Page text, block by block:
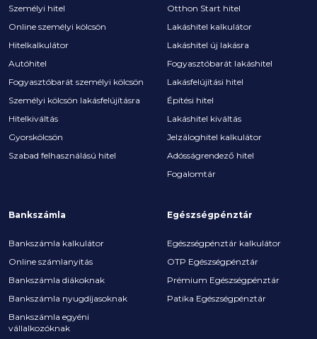
Személyi hitel
Online személyi kölcsön
Hitelkalkulátor
Autóhitel
Fogyasztóbarát személyi kölcsön
Személyi kölcsön lakásfelújításra
Hitelkiváltás
Gyorskölcsön
Szabad felhasználású hitel
Otthon Start hitel
Lakáshitel kalkulátor
Lakáshitel új lakásra
Fogyasztóbarát lakáshitel
Lakásfelújítási hitel
Építési hitel
Lakáshitel kiváltás
Jelzáloghitel kalkulátor
Adósságrendező hitel
Fogalomtár
Bankszámla
Bankszámla kalkulátor
Online számlanyitás
Bankszámla diákoknak
Bankszámla nyugdíjasoknak
Bankszámla egyéni
vállalkozóknak
Egészségpénztár
Egészségpénztár kalkulátor
OTP Egészségpénztár
Prémium Egészségpénztár
Patika Egészségpénztár